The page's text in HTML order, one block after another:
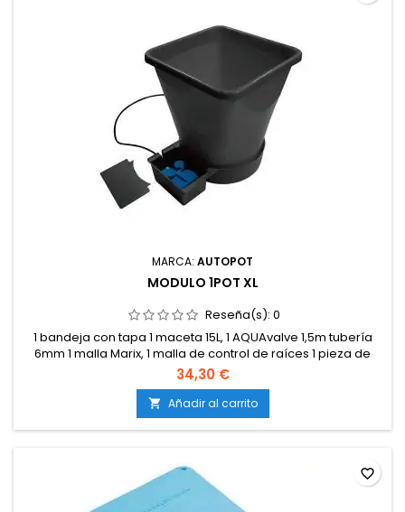
MARCA: AUTOPOT
MODULO 1POT XL
Reseña(s): 0
1 bandeja con tapa 1 maceta 15L, 1 AQUAvalve 1,5m tubería
6mm 1 malla Marix, 1 malla de control de raíces 1 pieza de
unión en 5 6mm 1 pieza de unión en T 16/6mm 1 instrucciones
de montaje.
34,30 €
 Añadir al carrito
favorite_border